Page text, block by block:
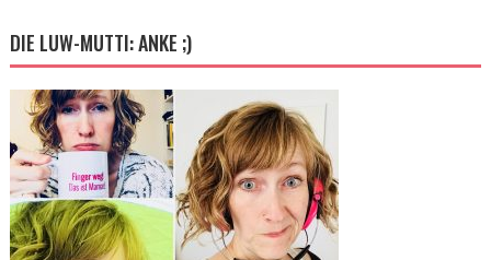
DIE LUW-MUTTI: ANKE ;)